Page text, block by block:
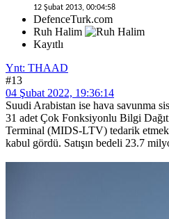
12 Şubat 2013, 00:04:58
DefenceTurk.com
Ruh Halim
Kayıtlı
Ynt: THAAD
#13
04 Şubat 2022, 19:36:14
Suudi Arabistan ise hava savunma
31 adet Çok Fonksiyonlu Bilgi
Terminal (MIDS-LTV) tedarik
kabul gördü. Satışın bedeli 23.7